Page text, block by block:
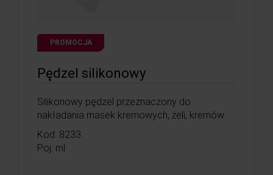
PROMOCJA
Pędzel silikonowy
Silikonowy pędzel przeznaczony do
nakładania masek kremowych, żeli, kremów.
Kod: 8233
Poj: ml